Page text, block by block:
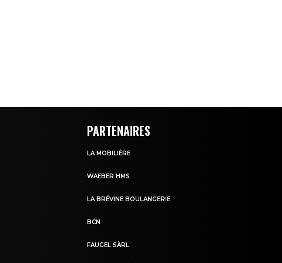
PARTENAIRES
LA MOBILIÈRE
WAEBER HMS
LA BRÉVINE BOULANGERIE
BCN
FAUGEL SÀRL